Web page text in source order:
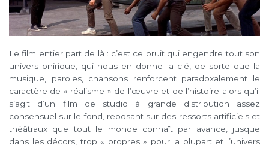
Le film entier part de là : c’est ce bruit qui engendre tout son
univers onirique, qui nous en donne la clé, de sorte que la
musique, paroles, chansons renforcent paradoxalement le
caractère de « réalisme » de l’œuvre et de l’histoire alors qu’il
s’agit d’un film de studio à grande distribution assez
consensuel sur le fond, reposant sur des ressorts artificiels et
théâtraux que tout le monde connaît par avance, jusque
dans les décors, trop « propres » pour la plupart et l’univers